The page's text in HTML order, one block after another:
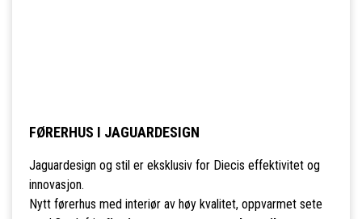
FØRERHUS I JAGUARDESIGN
Jaguardesign og stil er eksklusiv for Diecis effektivitet og
innovasjon.
Nytt førerhus med interiør av høy kvalitet, oppvarmet sete